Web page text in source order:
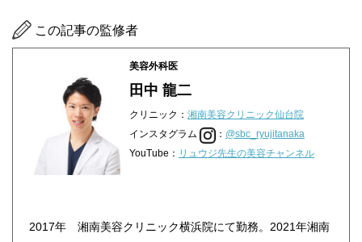
この記事の監修者
美容外科医
田中 龍二
クリニック： 湘南美容クリニック仙台院
インスタグラム
： @sbc_ryujitanaka
YouTube： リュウジ先生の美容チャンネル
2017年 湘南美容クリニック横浜院にて勤務。2021年湘南